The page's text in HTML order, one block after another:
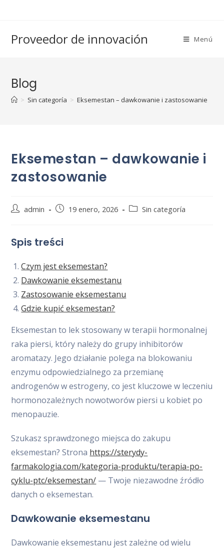
Proveedor de innovación Menú
Blog
> Sin categoría > Eksemestan – dawkowanie i zastosowanie
Eksemestan – dawkowanie i
zastosowanie
Autor
entrada:
admin
Publicación
entrada:
19 enero, 2026
Categoría
Sin categoría
Spis treści
Czym jest eksemestan?
Dawkowanie eksemestanu
Zastosowanie eksemestanu
Gdzie kupić eksemestan?
Eksemestan to lek stosowany w terapii hormonalnej
raka piersi, który należy do grupy inhibitorów
aromatazy. Jego działanie polega na blokowaniu
enzymu odpowiedzialnego za przemianę
androgenów w estrogeny, co jest kluczowe w leczeniu
hormonozależnych nowotworów piersi u kobiet po
menopauzie.
Szukasz sprawdzonego miejsca do zakupu
eksemestan? Strona https://sterydy-
farmakologia.com/kategoria-produktu/terapia-po-
cyklu-ptc/eksemestan/ — Twoje niezawodne źródło
danych o eksemestan.
Dawkowanie eksemestanu
Dawkowanie eksemestanu jest zależne od wielu